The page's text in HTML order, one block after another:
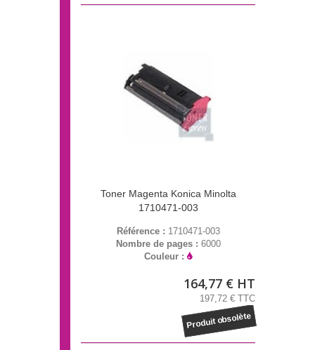
Toner Magenta Konica Minolta
1710471-003
Référence : 1710471-003
Nombre de pages : 6000
Couleur :
164,77 € HT
197,72 € TTC
Produit obsolète